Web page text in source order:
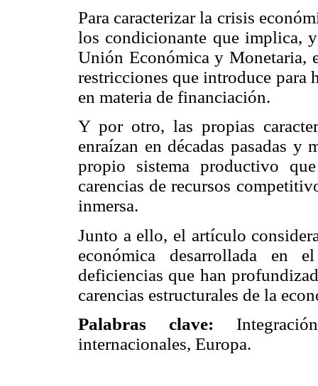
Para caracterizar la crisis
los condicionante que implica,
Unión Económica y Monetaria,
restricciones que introduce para
en materia de financiación.
Y por otro, las propias
enraízan en décadas pasadas y
propio sistema productivo
carencias de recursos
inmersa.
Junto a ello, el artículo
económica desarrollada en
deficiencias que han
carencias estructurales de la
Palabras clave:
internacionales, Europa.